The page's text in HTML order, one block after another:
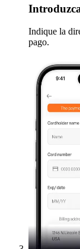
Indique la
pago.